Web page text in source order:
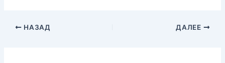
НАЗАД ДАЛЕЕ